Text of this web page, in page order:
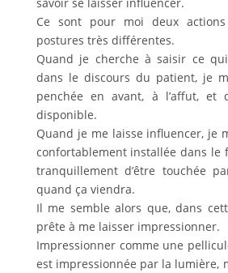
Ce sont pour moi deux
postures très différentes.
Quand je cherche à saisir ce
dans le discours du patient, je
penchée en avant, à l’affut, et
disponible.
Quand je me laisse influencer, je
confortablement installée dans le
tranquillement d’être touchée
quand ça viendra.
Il me semble alors que, dans
prête à me laisser impressionner.
Impressionner comme une
est impressionnée par la lumière,